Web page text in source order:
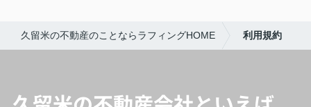
久留米の不動産のことならラフィングHOME 利用規約